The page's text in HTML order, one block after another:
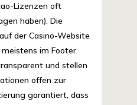
Lizenzen oft
haben). Die
der Casino-Website
im Footer.
und stellen
offen zur
garantiert, dass